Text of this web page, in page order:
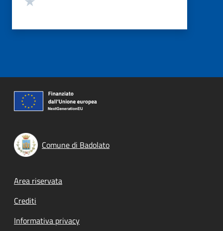
Comune di Badolato
Footer menu
Area riservata
Crediti
Informativa privacy